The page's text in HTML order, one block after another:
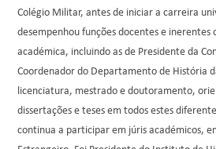
Colégio Militar, antes de iniciar a carreira
desempenhou funções docentes e inerentes
académica, incluindo as de Presidente da
Coordenador do Departamento de História
licenciatura, mestrado e doutoramento,
dissertações e teses em todos estes
continua a participar em júris académicos,